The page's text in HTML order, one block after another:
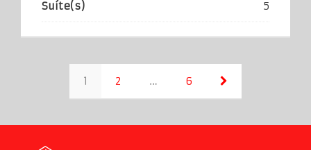
Suíte(s) 5
1 2 … 6